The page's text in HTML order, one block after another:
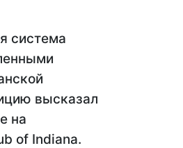
система
высказал
на
of Indiana.